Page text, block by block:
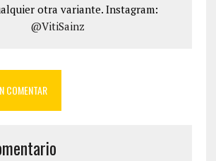
otra variante. Instagram:
@VitiSainz
COMENTAR